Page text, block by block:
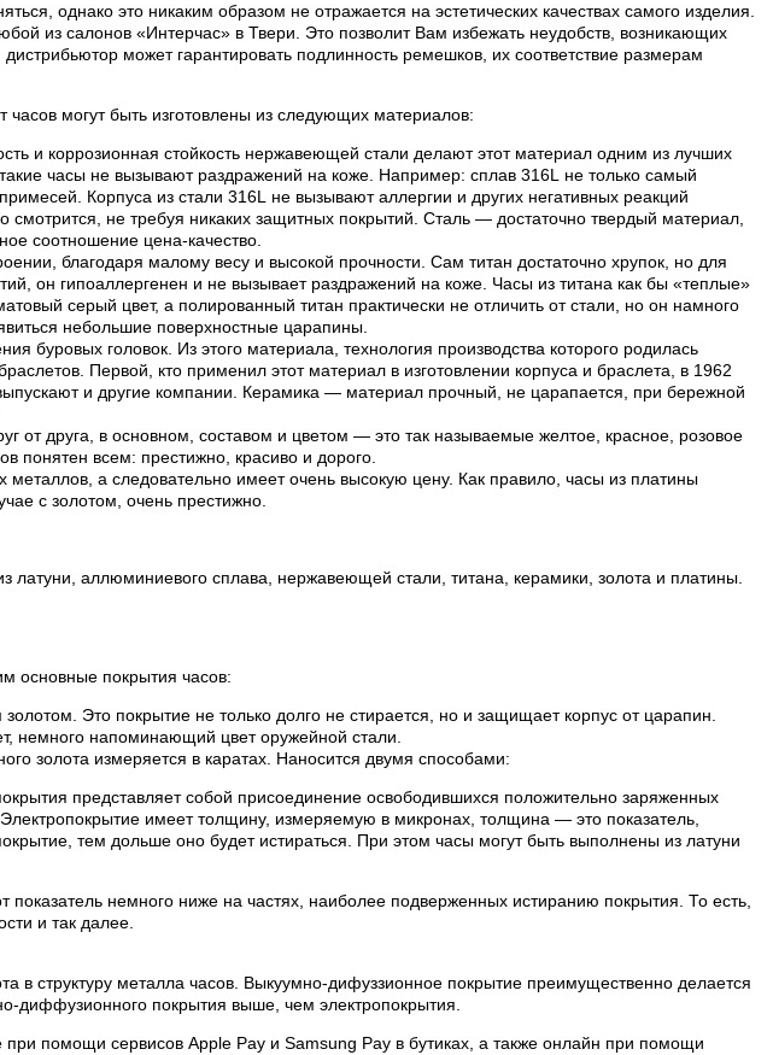
однако это никаким образом не отражается на эстетических качествах самого изделия.
из салонов «Интерчас» в Твери. Это позволит Вам избежать неудобств, возникающих
может гарантировать подлинность ремешков, их соответствие размерам
часов могут быть изготовлены из следующих материалов:
и коррозионная стойкость нержавеющей стали делают этот материал одним из лучших
часы не вызывают раздражений на коже. Например: сплав 316L не только самый
Корпуса из стали 316L не вызывают аллергии и других негативных реакций
не требуя никаких защитных покрытий. Сталь — достаточно твердый материал,
соотношение цена-качество.
благодаря малому весу и высокой прочности. Сам титан достаточно хрупок, но для
он гипоаллергенен и не вызывает раздражений на коже. Часы из титана как бы «теплые»
серый цвет, а полированный титан практически не отличить от стали, но он намного
небольшие поверхностные царапины.
буровых головок. Из этого материала, технология производства которого родилась
Первой, кто применил этот материал в изготовлении корпуса и браслета, в 1962
и другие компании. Керамика — материал прочный, не царапается, при бережной
друга, в основном, составом и цветом — это так называемые желтое, красное, розовое
понятен всем: престижно, красиво и дорого.
а следовательно имеет очень высокую цену. Как правило, часы из платины
с золотом, очень престижно.
латуни, аллюминиевого сплава, нержавеющей стали, титана, керамики, золота и платины.
основные покрытия часов:
Это покрытие не только долго не стирается, но и защищает корпус от царапин.
немного напоминающий цвет оружейной стали.
золота измеряется в каратах. Наносится двумя способами:
представляет собой присоединение освободившихся положительно заряженных
Электропокрытие имеет толщину, измеряемую в микронах, толщина — это показатель,
тем дольше оно будет истираться. При этом часы могут быть выполнены из латуни
показатель немного ниже на частях, наиболее подверженных истиранию покрытия. То есть,
и так далее.
в структуру металла часов. Выкуумно-дифуззионное покрытие преимущественно делается
диффузионного покрытия выше, чем электропокрытия.
помощи сервисов Apple Pay и Samsung Pay в бутиках, а также онлайн при помощи